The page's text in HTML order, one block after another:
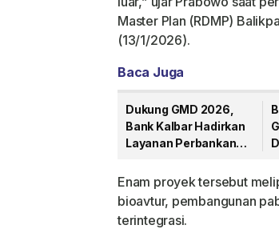
Master Plan (RDMP)
(13/1/2026).
Baca Juga
Dukung GMD 2026,
Bank Kalbar Hadirkan
Layanan Perbankan
Desa
Enam proyek tersebut
bioavtur, pembangunan
terintegrasi.